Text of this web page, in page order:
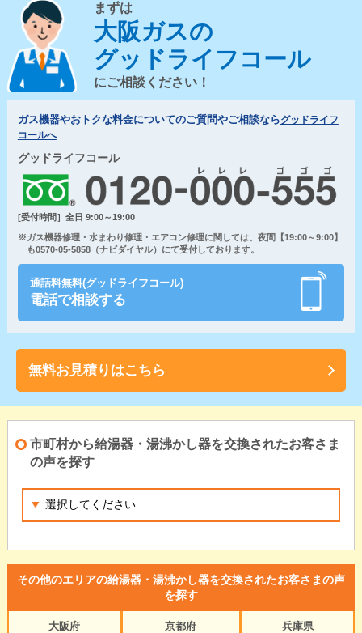
まずは
大阪ガスの
グッドライフコール
にご相談ください！
ガス機器やおトクな料金についてのご質問やご相談ならグッドライフ
コールへ
グッドライフコール
[受付時間］全日 9:00～19:00
※ガス機器修理・水まわり修理・エアコン修理に関しては、夜間【19:00～9:00】
も0570-05-5858（ナビダイヤル）にて受付しております。
通話料無料(グッドライフコール)
電話で相談する
無料お見積りはこちら
市町村から給湯器・湯沸かし器を交換されたお客さま
の声を探す
その他のエリアの給湯器・湯沸かし器を交換されたお客さまの声
を探す
大阪府
京都府
兵庫県